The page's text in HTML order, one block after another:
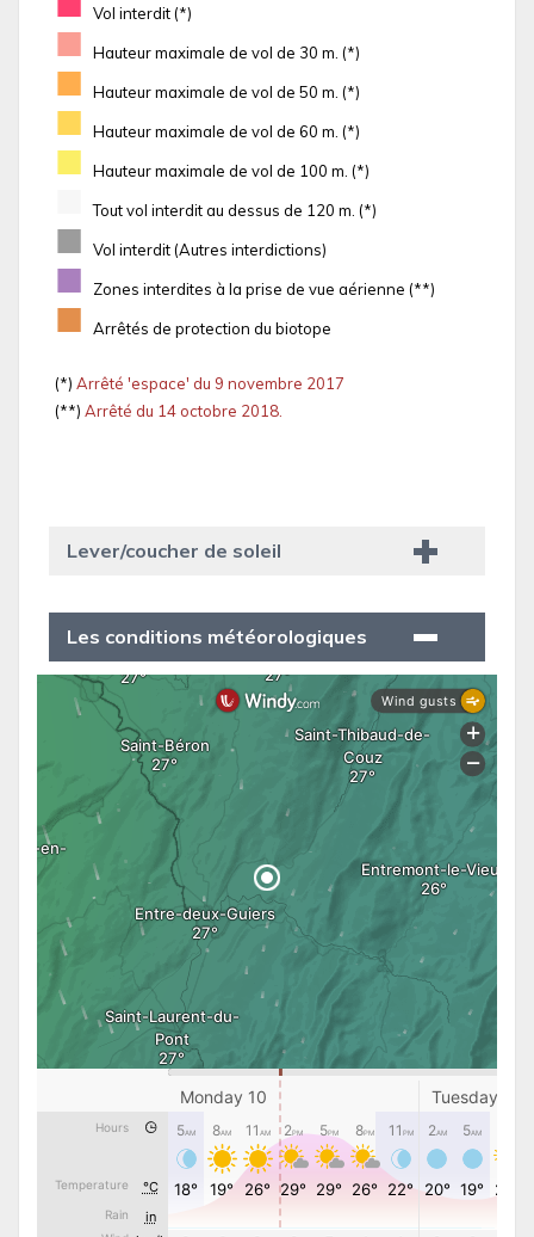
Vol interdit (*)
■ Hauteur maximale de vol de 30 m. (*)
■ Hauteur maximale de vol de 50 m. (*)
■ Hauteur maximale de vol de 60 m. (*)
■ Hauteur maximale de vol de 100 m. (*)
Tout vol interdit au dessus de 120 m. (*)
■ Vol interdit (Autres interdictions)
■ Zones interdites à la prise de vue aérienne (**)
■ Arrêtés de protection du biotope
(*) Arrêté 'espace' du 9 novembre 2017
(**) Arrêté du 14 octobre 2018.
Lever/coucher de soleil
Les conditions météorologiques